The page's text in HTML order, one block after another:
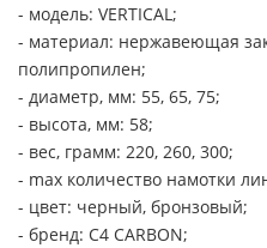
- модель: VERTICAL;
- материал: нержавеющая
полипропилен;
- диаметр, мм: 55, 65, 75;
- высота, мм: 58;
- вес, грамм: 220, 260, 300;
- max количество намотки
- цвет: черный, бронзовый;
- бренд: С4 CARBON;